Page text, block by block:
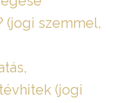
(jogi szemmel,
(jogi